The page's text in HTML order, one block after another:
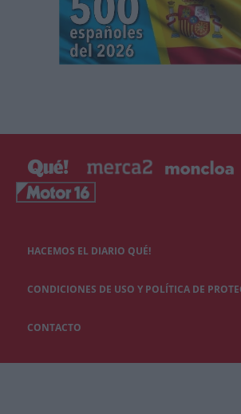
HACEMOS EL DIARIO QUÉ!
CONDICIONES DE USO Y POLÍTICA DE
CONTACTO